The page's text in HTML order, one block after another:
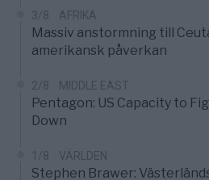
3/8 AFRIKA
Massiv anstormning till
amerikansk påverkan
2/8 MIDDLE EAST
Pentagon: US Capacity to
Down
1/8 VÄRLDEN
Stephen Brawer: